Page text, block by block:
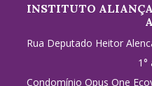
INSTITUTO
Rua Deputado Heitor
1°
Condomínio Opus One